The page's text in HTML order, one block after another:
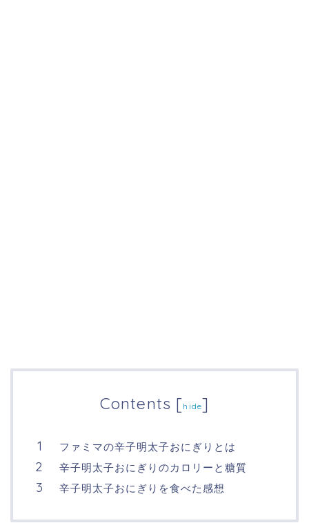
Contents [hide]
ファミマの辛子明太子おにぎりとは
辛子明太子おにぎりのカロリーと糖質
辛子明太子おにぎりを食べた感想